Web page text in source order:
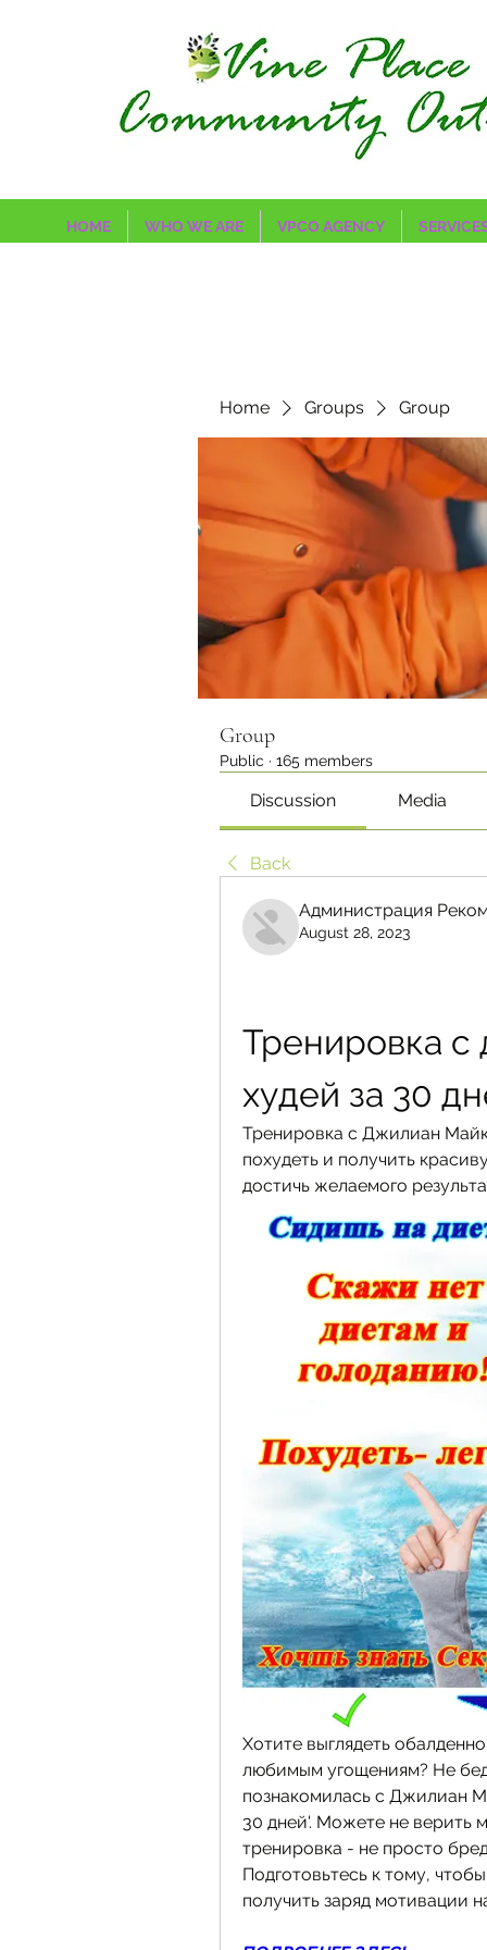
HOME WHO WE ARE VPCO AGENCY
Home Groups Group
Group
Public · 165 members
Discussion Media
Back
Администрация
August 28, 2023
Тренировка с
худей за 30
Тренировка с Джилиан
похудеть и получить
достичь желаемого
Хотите выглядеть
любимым угощениям? Не
познакомилась с Джилиан
30 дней'. Можете не верить
тренировка - не просто
Подготовьтесь к тому,
получить заряд мотивации